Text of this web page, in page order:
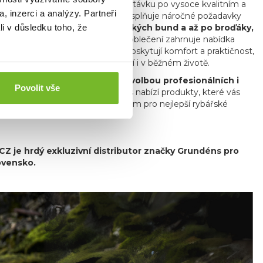
inzerci a analýzy. Partneři
v důsledku toho, že
Povolit vše
, reagujíc tak na rostoucí poptávku po vysoce kvalitním a
muškaření a přívlač, které splňuje náročné požadavky
zahrnují vše od technických bund a až po broďáky,
specializovaného rybářského oblečení zahrnuje nabídka
čepice. Tyto kousky nejenže poskytují komfort a praktičnost,
jejich vášeň pro rybaření i v běžném životě.
a kvalitě je oblíbenou volbou profesionálních i
trávíte čas ve městě, Grundéns nabízí produkty, které vás
proč je Grundéns synonymem pro nejlepší rybářské
je hrdý exkluzivní distributor značky Grundéns pro